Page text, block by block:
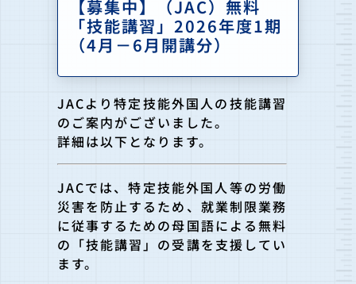
【募集中】（JAC）無料
「技能講習」2026年度1期
（4月－6月開講分）
JACより特定技能外国人の技能講習
のご案内がございました。
詳細は以下となります。
JACでは、特定技能外国人等の労働
災害を防止するため、就業制限業務
に従事するための母国語による無料
の「技能講習」の受講を支援してい
ます。